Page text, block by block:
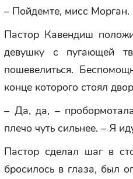
– Пойдемте, мисс Морган.
Пастор Кавендиш
девушку с пугающей
пошевелиться.
конце которого стоял
– Да, да, –
плечо чуть сильнее. – Я
Пастор сделал шаг в
бросилось в глаза, был